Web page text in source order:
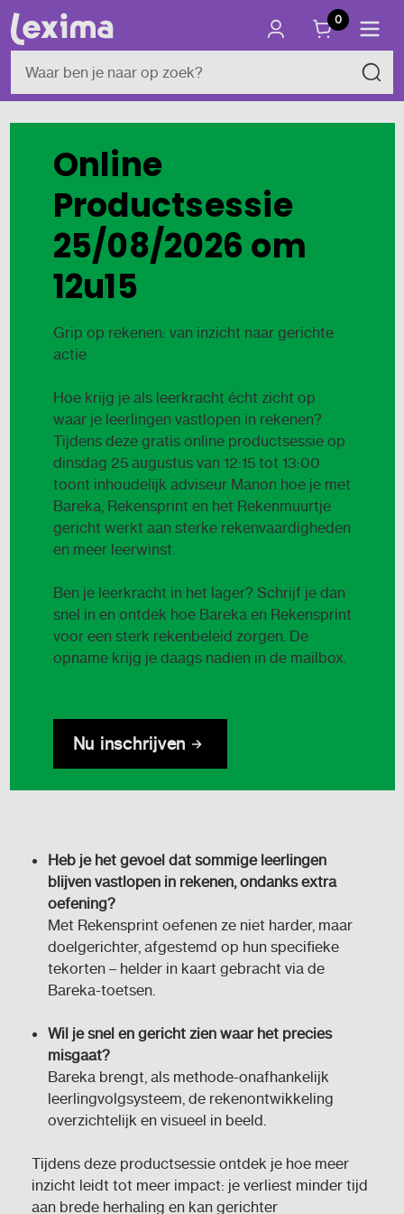
0
Online
Productsessie
25/08/2026 om
12u15
Grip op rekenen: van inzicht naar gerichte
actie
Hoe krijg je als leerkracht écht zicht op
waar je leerlingen vastlopen in rekenen?
Tijdens deze gratis online productsessie op
dinsdag 25 augustus van 12:15 tot 13:00
toont inhoudelijk adviseur Manon hoe je met
Bareka, Rekensprint en het Rekenmuurtje
gericht werkt aan sterke rekenvaardigheden
en meer leerwinst.
Ben je leerkracht in het lager? Schrijf je dan
snel in en ontdek hoe Bareka en Rekensprint
voor een sterk rekenbeleid zorgen. De
opname krijg je daags nadien in de mailbox.
Nu inschrijven
Heb je het gevoel dat sommige leerlingen
blijven vastlopen in rekenen, ondanks extra
oefening?
Met Rekensprint oefenen ze niet harder, maar
doelgerichter, afgestemd op hun specifieke
tekorten – helder in kaart gebracht via de
Bareka-toetsen.
Wil je snel en gericht zien waar het precies
misgaat?
Bareka brengt, als methode-onafhankelijk
leerlingvolgsysteem, de rekenontwikkeling
overzichtelijk en visueel in beeld.
Tijdens deze productsessie ontdek je hoe meer
inzicht leidt tot meer impact: je verliest minder tijd
aan brede herhaling en kan gerichter